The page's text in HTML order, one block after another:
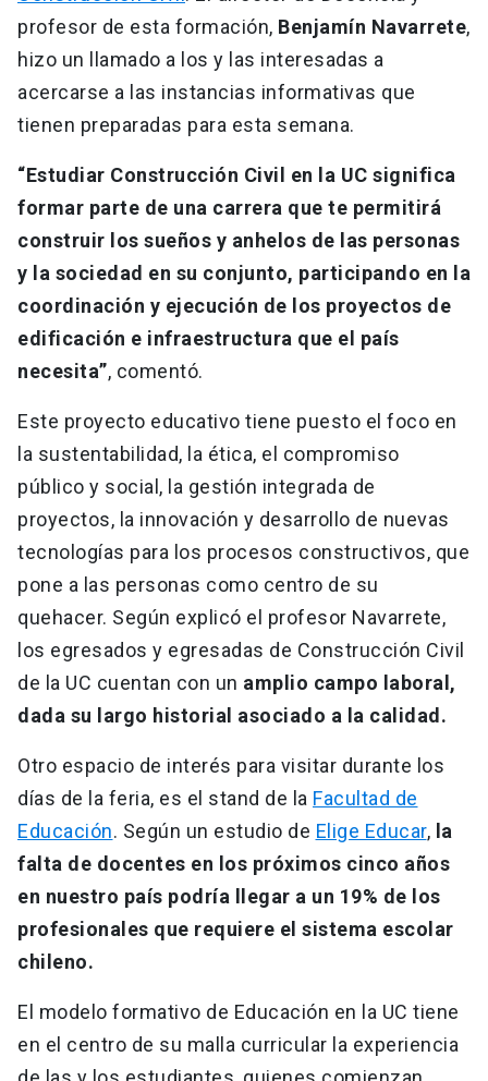
profesor de esta formación, Benjamín Navarrete,
hizo un llamado a los y las interesadas a
acercarse a las instancias informativas que
tienen preparadas para esta semana.
“Estudiar Construcción Civil en la UC significa
formar parte de una carrera que te permitirá
construir los sueños y anhelos de las personas
y la sociedad en su conjunto, participando en la
coordinación y ejecución de los proyectos de
edificación e infraestructura que el país
necesita”, comentó.
Este proyecto educativo tiene puesto el foco en
la sustentabilidad, la ética, el compromiso
público y social, la gestión integrada de
proyectos, la innovación y desarrollo de nuevas
tecnologías para los procesos constructivos, que
pone a las personas como centro de su
quehacer. Según explicó el profesor Navarrete,
los egresados y egresadas de Construcción Civil
de la UC cuentan con un amplio campo laboral,
dada su largo historial asociado a la calidad.
Otro espacio de interés para visitar durante los
días de la feria, es el stand de la Facultad de
Educación. Según un estudio de Elige Educar, la
falta de docentes en los próximos cinco años
en nuestro país podría llegar a un 19% de los
profesionales que requiere el sistema escolar
chileno.
El modelo formativo de Educación en la UC tiene
en el centro de su malla curricular la experiencia